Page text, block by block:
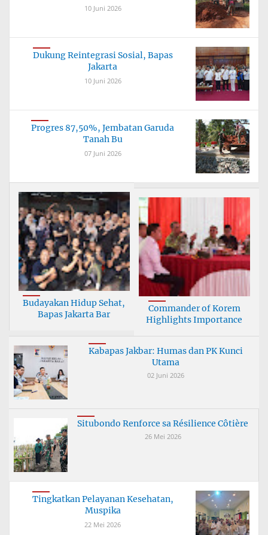
10 Juni 2026
Dukung Reintegrasi Sosial, Bapas
Jakarta
10 Juni 2026
Progres 87,50%, Jembatan Garuda
Tanah Bu
07 Juni 2026
Budayakan Hidup Sehat,
Bapas Jakarta Bar
Commander of Korem
Highlights Importance
Kabapas Jakbar: Humas dan PK Kunci
Utama
02 Juni 2026
Situbondo Renforce sa Résilience Côtière
26 Mei 2026
Tingkatkan Pelayanan Kesehatan,
Muspika
22 Mei 2026